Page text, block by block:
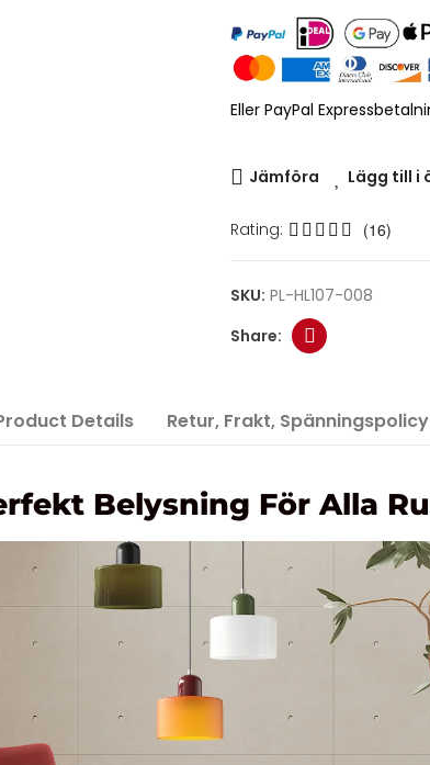
Eller PayPal
Jämföra Lägg till i
Rating: (16)
SKU: PL-HL107-008
Details Retur, Frakt, Spänningspolicy
Belysning För Alla